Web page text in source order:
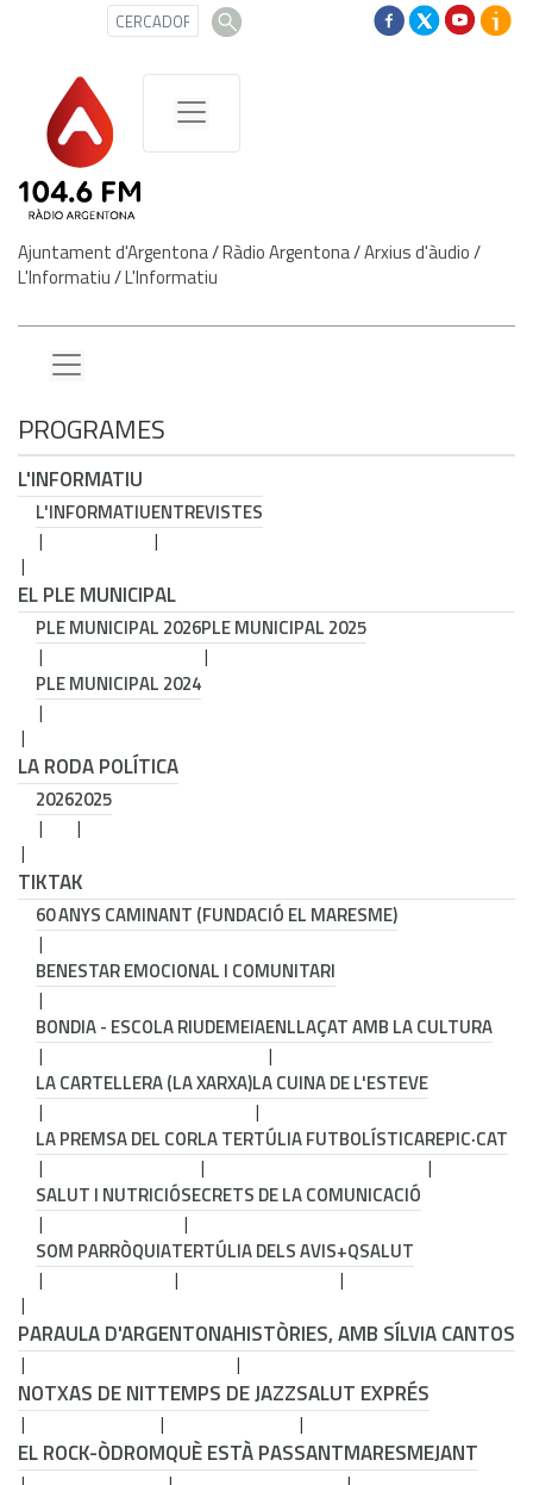
Ajuntament d'Argentona/Ràdio Argentona/Arxius d'àudio/
L'Informatiu/L'Informatiu
PROGRAMES
L'INFORMATIU
L'INFORMATIUENTREVISTES
EL PLE MUNICIPAL
PLE MUNICIPAL 2026PLE MUNICIPAL 2025
PLE MUNICIPAL 2024
LA RODA POLÍTICA
20262025
TIKTAK
60 ANYS CAMINANT (FUNDACIÓ EL MARESME)
BENESTAR EMOCIONAL I COMUNITARI
BONDIA - ESCOLA RIUDEMEIAENLLAÇAT AMB LA CULTURA
LA CARTELLERA (LA XARXA)LA CUINA DE L'ESTEVE
LA PREMSA DEL CORLA TERTÚLIA FUTBOLÍSTICAREPIC·CAT
SALUT I NUTRICIÓSECRETS DE LA COMUNICACIÓ
SOM PARRÒQUIATERTÚLIA DELS AVIS+QSALUT
PARAULA D'ARGENTONAHISTÒRIES, AMB SÍLVIA CANTOS
NOTXAS DE NITTEMPS DE JAZZSALUT EXPRÉS
EL ROCK-ÒDROMQUÈ ESTÀ PASSANTMARESMEJANT